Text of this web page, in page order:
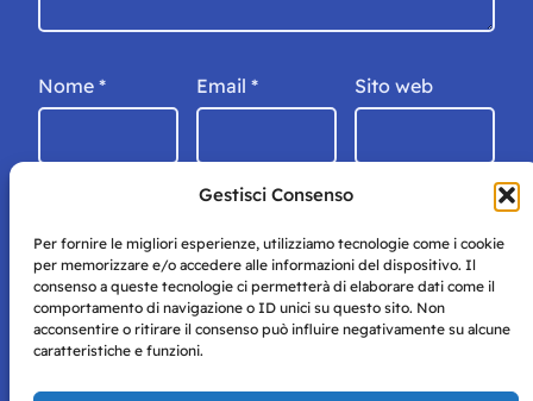
Gestisci Consenso
Per fornire le migliori esperienze, utilizziamo tecnologie come i cookie
per memorizzare e/o accedere alle informazioni del dispositivo. Il
consenso a queste tecnologie ci permetterà di elaborare dati come il
comportamento di navigazione o ID unici su questo sito. Non
acconsentire o ritirare il consenso può influire negativamente su alcune
caratteristiche e funzioni.
Nome * Email * Sito web